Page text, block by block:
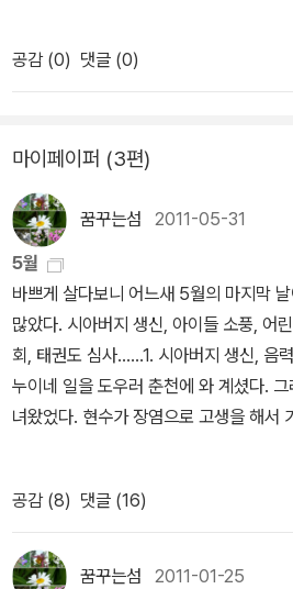
공감 (0) 댓글 (0)
마이페이퍼 (3편)
꿈꾸는섬 2011-05-31
5월
바쁘게 살다보니 어느새 5월의 마지막
많았다. 시아버지 생신, 아이들 소풍, 어
회, 태권도 심사......1. 시아버지 생신, 음
누이네 일을 도우러 춘천에 와 계셨다.
녀왔었다. 현수가 장염으로 고생을 해서
소풍을 다녀왔다.2. 아이들 소풍, 양평에
다. 현수의 상태를 알 수 없어 원장님께
했지만 원장님 심하지 않으면 보내도 좋
다고, 약도 잘 챙겨 주시겠다고 하셨었다.
공감 (8) 댓글 (16)
꿈꾸는섬 2011-01-25